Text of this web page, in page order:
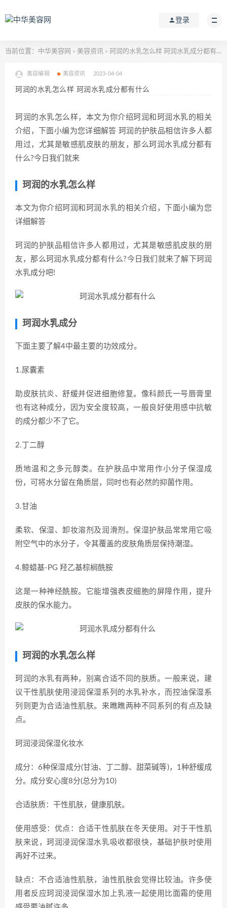
登录
当前位置： 中华美容网 > 美容资讯 > 珂润的水乳怎么样 珂润水乳成分都有什么
美容编辑 美容资讯 2023-04-04
珂润的水乳怎么样 珂润水乳成分都有什么
珂润的水乳怎么样，本文为你介绍珂润和珂润水乳的相关
介绍，下面小编为您详细解答 珂润的护肤品相信许多人都
用过，尤其是敏感肌皮肤的朋友，那么珂润水乳成分都有
什么?今日我们就来
珂润的水乳怎么样
本文为你介绍珂润和珂润水乳的相关介绍，下面小编为您
详细解答
珂润的护肤品相信许多人都用过，尤其是敏感肌皮肤的朋
友，那么珂润水乳成分都有什么?今日我们就来了解下珂润
水乳成分吧!
珂润水乳成分
下面主要了解4中最主要的功效成分。
1.尿囊素
助皮肤抗炎、舒缓并促进细胞修复。像科颜氏一号唇膏里
也有这种成分，因为安全度较高，一般良好使用感中抗敏
的成分都少不了它。
2.丁二醇
质地温和之多元醇类。在护肤品中常用作小分子保湿成
份，可将水分留在角质层，同时也有必然的抑菌作用。
3.甘油
柔软、保湿、卸妆溶剂及润滑剂。保湿护肤品常常用它吸
附空气中的水分子，令其覆盖的皮肤角质层保持潮湿。
4.鲸蜡基-PG 羟乙基棕榈酰胺
这是一种神经酰胺。它能增强表皮细胞的屏障作用，提升
皮肤的保水能力。
珂润的水乳怎么样
珂润的水乳有两种，别离合适不同的肤质。一般来说，建
议干性肌肤使用浸润保湿系列的水乳补水，而控油保湿系
列则更为合适油性肌肤。来瞧瞧两种不同系列的有点及缺
点。
珂润浸润保湿化妆水
成分：6种保湿成分(甘油、丁二醇、甜菜碱等)，1种舒缓成
分。成分安心度8分(总分为10)
合适肤质：干性肌肤，健康肌肤。
使用感受：优点：合适干性肌肤在冬天使用。对于干性肌
肤来说，珂润浸润保湿水乳吸收都很快，基础护肤时使用
再好不过来。
缺点：不合适油性肌肤，油性肌肤会觉得比较油。许多使
用者反应珂润浸润保湿水加上乳液一起使用比面霜的使用